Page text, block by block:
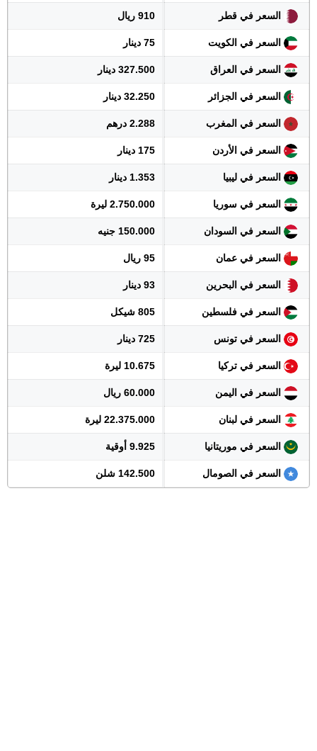
السعر في قطر 910 ريال
السعر في الكويت 75 دينار
السعر في العراق 327.500 دينار
السعر في الجزائر 32.250 دينار
السعر في المغرب 2.288 درهم
السعر في الأردن 175 دينار
السعر في ليبيا 1.353 دينار
السعر في سوريا 2.750.000 ليرة
السعر في السودان 150.000 جنيه
السعر في عمان 95 ريال
السعر في البحرين 93 دينار
السعر في فلسطين 805 شيكل
السعر في تونس 725 دينار
السعر في تركيا 10.675 ليرة
السعر في اليمن 60.000 ريال
السعر في لبنان 22.375.000 ليرة
السعر في موريتانيا 9.925 أوقية
السعر في الصومال 142.500 شلن